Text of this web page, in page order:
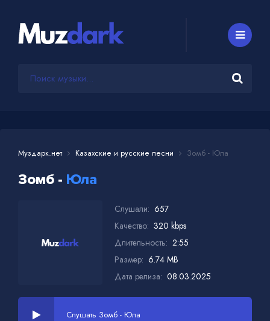
Муздарк.нет Казахские и русские песни Зомб - Юла
Зомб - Юла
Слушали: 657
Качество: 320 kbps
Длительность: 2:55
Размер: 6.74 MB
Дата релиза: 08.03.2025
Слушать Зомб - Юла